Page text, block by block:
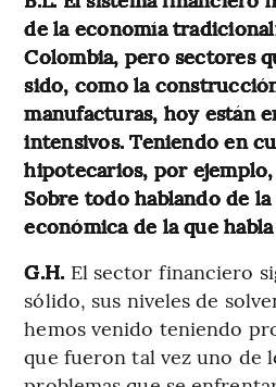
de la economía
Colombia, pero sectores
sido, como la
manufacturas, hoy están
intensivos. Teniendo en
hipotecarios, por
Sobre todo hablando de
económica de la que
G.H. El sector financiero
sólido, sus niveles de
hemos venido teniendo
que fueron tal vez uno de